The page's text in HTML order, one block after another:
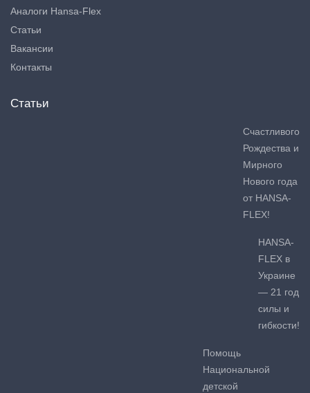
Аналоги Hansa-Flex
Статьи
Вакансии
Контакты
Статьи
Счастливого
Рождества и
Мирного
Нового года
от HANSA-
FLEX!
HANSA-
FLEX в
Украине
— 21 год
силы и
гибкости!
Помощь
Национальной
детской